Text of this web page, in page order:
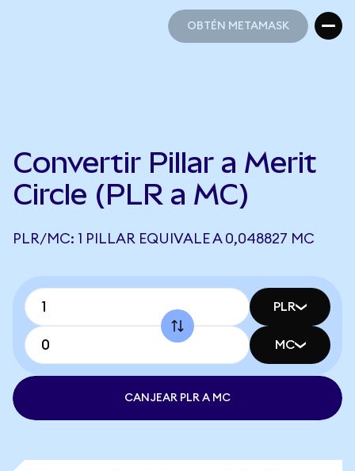
OBTÉN METAMASK
Convertir Pillar a Merit
Circle (PLR a MC)
PLR/MC: 1 PILLAR EQUIVALE A 0,048827 MC
PLR
MC
CANJEAR PLR A MC